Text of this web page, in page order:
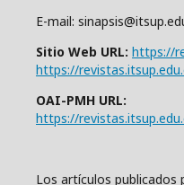
E-mail:
Sitio Web URL: https://
https://
OAI-PMH URL:
https://
Los artículos publicados